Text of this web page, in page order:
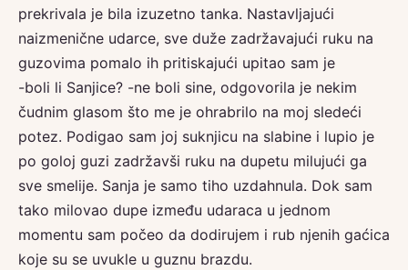
prekrivala je bila izuzetno tanka. Nastavljajući
naizmenične udarce, sve duže zadržavajući ruku na
guzovima pomalo ih pritiskajući upitao sam je
-boli li Sanjice? -ne boli sine, odgovorila je nekim
čudnim glasom što me je ohrabrilo na moj sledeći
potez. Podigao sam joj suknjicu na slabine i lupio je
po goloj guzi zadržavši ruku na dupetu milujući ga
sve smelije. Sanja je samo tiho uzdahnula. Dok sam
tako milovao dupe između udaraca u jednom
momentu sam počeo da dodirujem i rub njenih gaćica
koje su se uvukle u guznu brazdu.